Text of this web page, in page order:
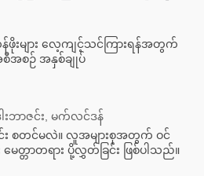
းများ လေ့ကျင့်သင်ကြားရန်အတွက်
စဉ် အနှစ်ချုပ်
ဘာဇင်း, မက်လင်ဒန်
စတင်မလဲ။ လူအများစုအတွက် ဝင်
တ္တာတရား ပို့လွှတ်ခြင်း ဖြစ်ပါသည်။